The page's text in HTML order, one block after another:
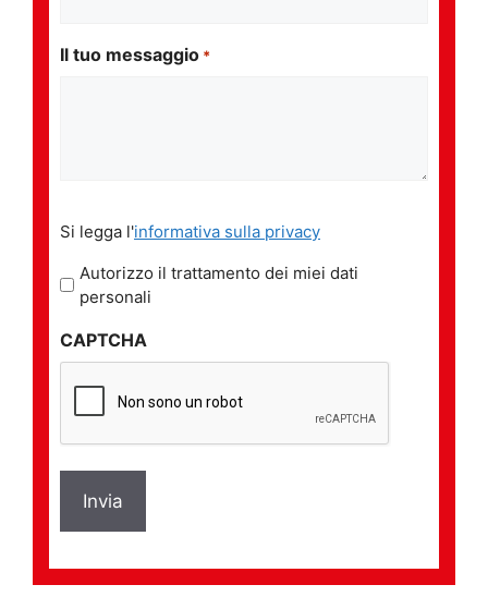
Il tuo messaggio *
legga
l'informativa
sulla
*
Si legga l'informativa sulla privacy
Autorizzo il trattamento dei miei dati
personali
CAPTCHA